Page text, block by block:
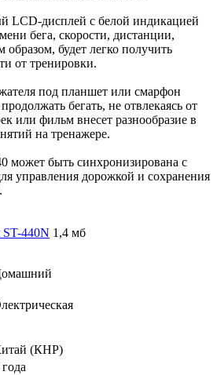
LCD-дисплей с белой индикацией
бега, скорости, дистанции,
будет легко получить
от тренировки.
под планшет или смарфон
бегать, не отвлекаясь от
или фильм внесет разнообразие в
на тренажере.
может быть синхронизирована с
управления дорожкой и сохранения
440N 1,4 мб
(КНР)
года